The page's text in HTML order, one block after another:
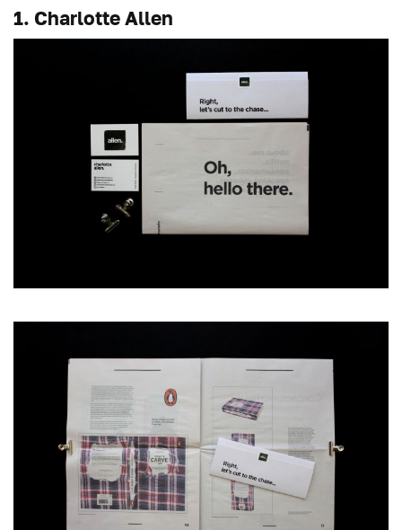
1. Charlotte Allen